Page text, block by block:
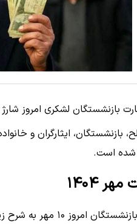
بازنشستگان لشکری امروز
بازنشستگان، ایثارگران و
شده است.
۱۴۰۴
۱۰ مهر به شرح زیر است؛